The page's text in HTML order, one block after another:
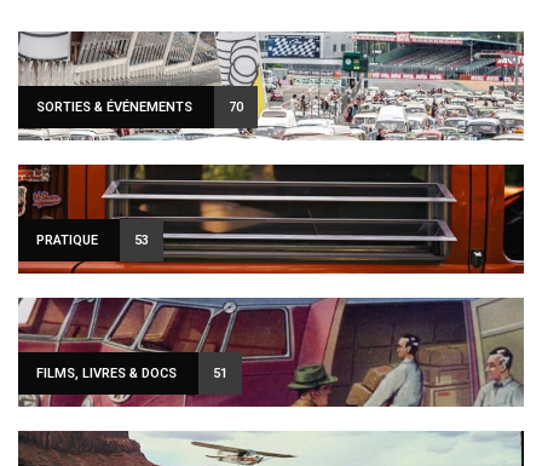
SORTIES & ÉVÉNEMENTS 70
PRATIQUE 53
FILMS, LIVRES & DOCS 51